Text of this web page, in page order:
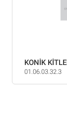
KONİK
01.06.03.32.3